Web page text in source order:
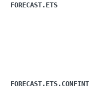
FORECAST.ETS
FORECAST.ETS.CONFINT